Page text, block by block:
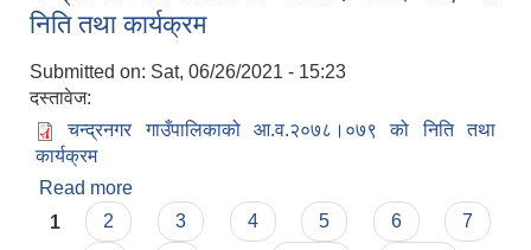
निति तथा कार्यक्रम
Submitted on: Sat, 06/26/2021 - 15:23
दस्तावेज:
चन्द्रनगर गाउँपालिकाको आ.व.२०७८।०७९ को निति तथा
कार्यक्रम
Read more
निति तथा कार्यक्रम
Pages
1 2 3 4 5 6
7